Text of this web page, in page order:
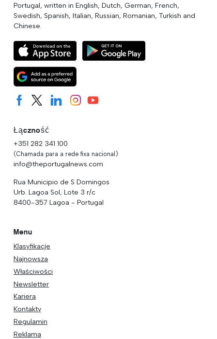
Portugal, written in English, Dutch, German, French,
Swedish, Spanish, Italian, Russian, Romanian, Turkish and
Chinese.
Łączność
+351 282 341 100
(Chamada para a rede fixa nacional)
info@theportugalnews.com
Rua Municipio de S Domingos
Urb. Lagoa Sol, Lote 3 r/c
8400-357 Lagoa - Portugal
Menu
Klasyfikacje
Najnowsza
Właściwości
Newsletter
Kariera
Kontakty
Regulamin
Reklama